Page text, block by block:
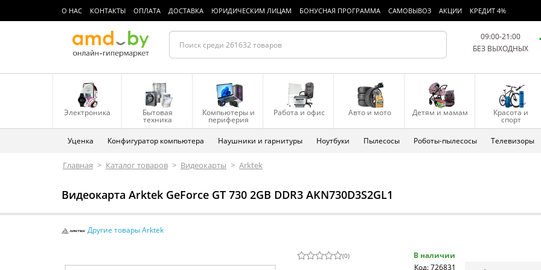
О НАС КОНТАКТЫ ОПЛАТА ДОСТАВКА ЮРИДИЧЕСКИМ ЛИЦАМ БОНУСНАЯ ПРОГРАММА САМОВЫВОЗ АКЦИИ КРЕДИТ 4%
09:00-21:00
БЕЗ ВЫХОДНЫХ
Электроника Бытовая
техника
Компьютеры и
периферия
Работа и офис Авто и мото Детям и мамам Красота и
спорт
Уценка Конфигуратор компьютера Наушники и гарнитуры Ноутбуки Пылесосы Роботы-пылесосы Телевизоры
Главная > Каталог товаров > Видеокарты > Arktek
Видеокарта Arktek GeForce GT 730 2GB DDR3 AKN730D3S2GL1
Другие товары Arktek
(0)
В наличии
Код: 726831